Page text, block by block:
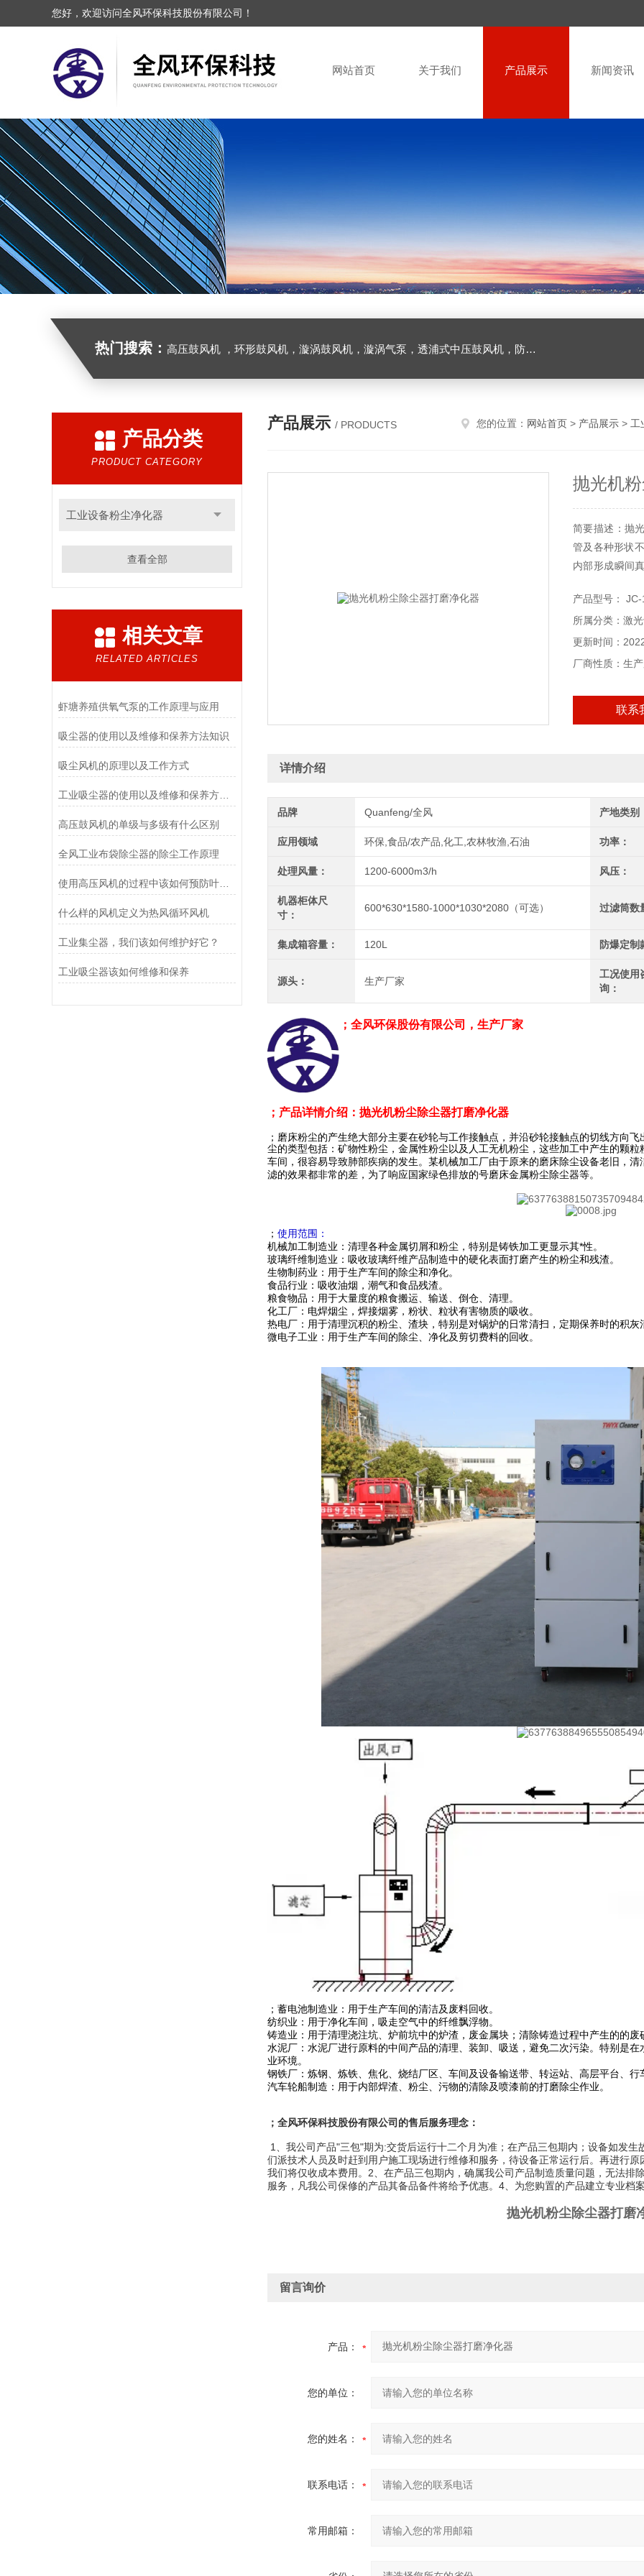
您好，欢迎访问全风环保科技股份有限公司！
网站首页 关于我们 产品展示 新闻资讯
热门搜索： 高压鼓风机 ，环形鼓风机，漩涡鼓风机，漩涡气泵，透浦式中压鼓风机，防爆风机，工业吸尘器，工业集尘机除尘器，仟样机，气环式真空泵，耐高温腐鼓风机以及工业风刀等；
产品分类
PRODUCT CATEGORY
工业设备粉尘净化器
查看全部
相关文章
RELATED ARTICLES
虾塘养殖供氧气泵的工作原理与应用
吸尘器的使用以及维修和保养方法知识
吸尘风机的原理以及工作方式
工业吸尘器的使用以及维修和保养方法普及
高压鼓风机的单级与多级有什么区别
全风工业布袋除尘器的除尘工作原理
使用高压风机的过程中该如何预防叶轮的损坏
什么样的风机定义为热风循环风机
工业集尘器，我们该如何维护好它？
工业吸尘器该如何维修和保养
产品展示 / PRODUCTS 您的位置： 网站首页 > 产品展示 > 工
抛光机
简要描述：抛
管及各种形状
内部形成瞬间
留在集尘袋，
化空气的作用；
产品型号：
所属分类：激
更新时间：
厂商性质：生
联系
详情介绍
品牌 Quanfeng/全风 产地类别
应用领域 环保,食品/农产品,化工,农林牧渔,石油 功率：
处理风量： 1200-6000m3/h 风压：
机器柜体尺
寸：
600*630*1580-1000*1030*2080（可选） 过滤筒数
集成箱容量： 120L 防爆定制
源头： 生产厂家
工况使用
询：
；全风环保股份有限公司，生产厂家
；产品详情介绍： 抛光机粉尘除尘器打磨净化器
；磨床粉尘的产生绝大部分主要在砂轮与工作接触点，并沿砂轮接触点的切线方向飞
尘的类型包括：矿物性粉尘，金属性粉尘以及人工无机粉尘，这些加工中产生的颗粒
车间，很容易导致肺部疾病的发生。某机械加工厂由于原来的磨床除尘设备老旧，清
滤的效果都非常的差，为了响应国家绿色排放的号磨床金属粉尘除尘器等。
； 使用范围：
机械加工制造业：清理各种金属切屑和粉尘，特别是铸铁加工更显示其*性。
玻璃纤维制造业：吸收玻璃纤维产品制造中的硬化表面打磨产生的粉尘和残渣。
生物制药业：用于生产车间的除尘和净化。
食品行业：吸收油烟，潮气和食品残渣。
粮食物品：用于大量度的粮食搬运、输送、倒仓、清理。
化工厂：电焊烟尘，焊接烟雾，粉状、粒状有害物质的吸收。
热电厂：用于清理沉积的粉尘、渣块，特别是对锅炉的日常清扫，定期保养时的积灰
微电子工业：用于生产车间的除尘、净化及剪切费料的回收。
； 蓄电池制造业：用于生产车间的清洁及废料回收。
纺织业：用于净化车间，吸走空气中的纤维飘浮物。
铸造业：用于清理浇注坑、炉前坑中的炉渣，废金属块；清除铸造过程中产生的的
水泥厂：水泥厂进行原料的中间产品的清理、装卸、吸送，避免二次污染。特别是
业环境。
钢铁厂：炼钢、炼铁、焦化、烧结厂区、车间及设备输送带、转运站、高层平台、
汽车轮船制造：用于内部焊渣、粉尘、污物的清除及喷漆前的打磨除尘作业。
；全风环保科技股份有限公司的售后服务理念：
1、我公司产品"三包"期为:交货后运行十二个月为准；在产品三包期内；设备如发
们派技术人员及时赶到用户施工现场进行维修和服务，待设备正常运行后。再进行
我们将仅收成本费用。2、在产品三包期内，确属我公司产品制造质量问题，无法排
服务，凡我公司保修的产品其备品备件将给予优惠。4、为您购置的产品建立专业档
抛光机粉尘除尘器打磨
留言询价
产品：
您的单位：
您的姓名：
联系电话：
常用邮箱：